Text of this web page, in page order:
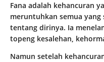
Fana adalah kehancuran
meruntuhkan semua
tentang dirinya. Ia
topeng kesalehan,
Namun setelah